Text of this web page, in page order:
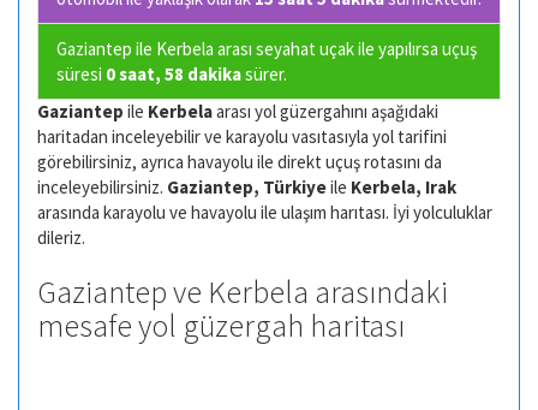
Gaziantep ile Kerbela arası seyahat uçak ile yapılırsa uçuş
süresi 0 saat, 58 dakikasürer.
Gaziantep ile Kerbelaarası yol güzergahını aşağıdaki
haritadan inceleyebilir ve karayolu vasıtasıyla yol tarifini
görebilirsiniz, ayrıca havayolu ile direkt uçuş rotasını da
inceleyebilirsiniz. Gaziantep, Türkiyeile Kerbela, Irak
arasında karayolu ve havayolu ile ulaşım harıtası. İyi yolculuklar
dileriz.
Gaziantep ve Kerbela arasındaki
mesafe yol güzergah haritası